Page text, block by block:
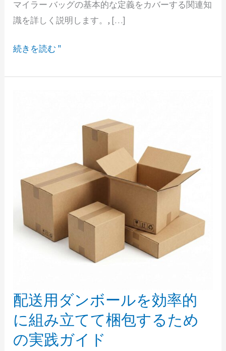
マイラー バッグの基本的な定義をカバーする関連知
識を詳しく説明します。, […]
を
保
存
き
続きを読む "
配送用ダンボールを効率的
に組み立てて梱包するため
の実践ガイド
配
送
用
ダ